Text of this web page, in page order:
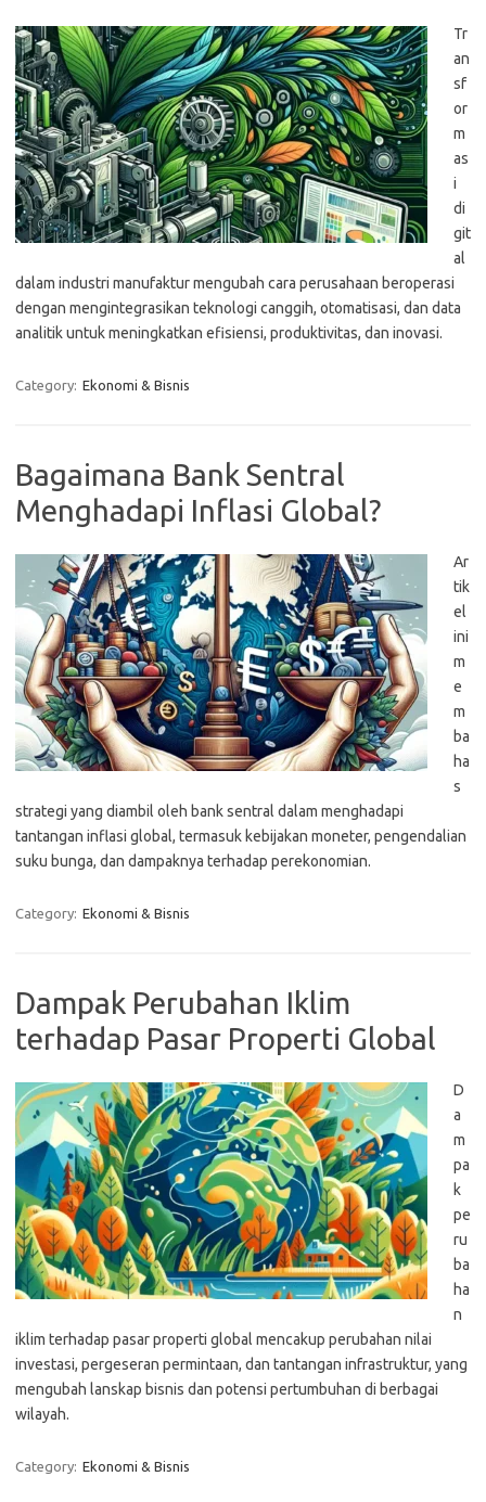
Tr
an
sf
or
m
as
i
di
git
al
dalam industri manufaktur mengubah cara perusahaan beroperasi
dengan mengintegrasikan teknologi canggih, otomatisasi, dan data
analitik untuk meningkatkan efisiensi, produktivitas, dan inovasi.
Category: Ekonomi & Bisnis
Bagaimana Bank Sentral
Menghadapi Inflasi Global?
Ar
tik
el
ini
m
e
m
ba
ha
s
strategi yang diambil oleh bank sentral dalam menghadapi
tantangan inflasi global, termasuk kebijakan moneter, pengendalian
suku bunga, dan dampaknya terhadap perekonomian.
Category: Ekonomi & Bisnis
Dampak Perubahan Iklim
terhadap Pasar Properti Global
D
a
m
pa
k
pe
ru
ba
ha
n
iklim terhadap pasar properti global mencakup perubahan nilai
investasi, pergeseran permintaan, dan tantangan infrastruktur, yang
mengubah lanskap bisnis dan potensi pertumbuhan di berbagai
wilayah.
Category: Ekonomi & Bisnis